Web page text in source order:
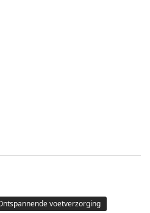
voetverzorging